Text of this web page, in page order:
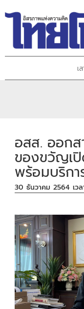
เ
อสส. ออก
ของขวัญเ
พร้อมบริกา
30 ธันวาคม 2564 เวล